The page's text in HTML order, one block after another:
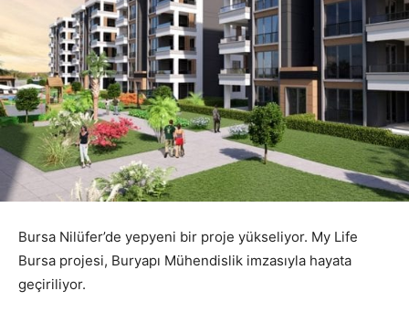
Bursa Nilüfer’de yepyeni bir proje yükseliyor. My Life
Bursa projesi, Buryapı Mühendislik imzasıyla hayata
geçiriliyor.